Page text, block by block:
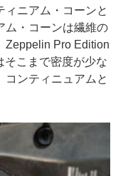
ィニアム・コーンと
ム・コーンは繊維の
Zeppelin Pro Edition
そこまで密度が少な
コンティニュアムと